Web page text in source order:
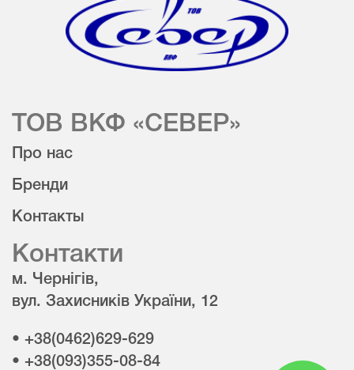
ТОВ ВКФ «СЕВЕР»
Про нас
Бренди
Контакты
Контакти
м. Чернігів,
вул. Захисників України, 12
• +38(0462)629-629
• +38(093)355-08-84